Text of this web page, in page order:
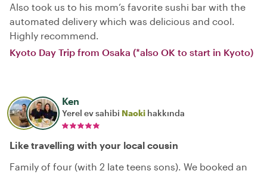
Also took us to his mom’s favorite sushi bar with the
automated delivery which was delicious and cool.
Highly recommend.
Kyoto Day Trip from Osaka (*also OK to start in Kyoto)
Ken
Yerel ev sahibi Naoki hakkında
Like travelling with your local cousin
Family of four (with 2 late teens sons). We booked an